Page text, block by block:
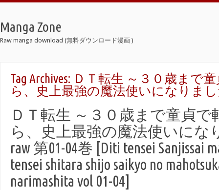
Manga Zone
Raw manga download (無料ダウンロード漫画 )
Tag Archives: ＤＴ転生 ～３０歳まで
ら、史上最強の魔法使いになりまし
ＤＴ転生 ～３０歳まで童貞で
ら、史上最強の魔法使いにな
raw 第01-04巻 [Diti tensei Sanjissai
tensei shitara shijo saikyo no
narimashita vol 01-04]